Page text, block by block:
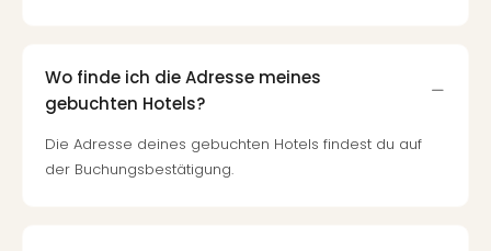
Wo finde ich die Adresse meines
gebuchten Hotels?
Die Adresse deines gebuchten Hotels findest du auf
der Buchungsbestätigung.